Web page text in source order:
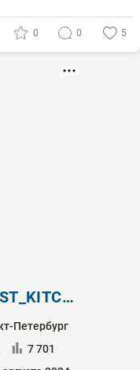
0 0 5
INVEST_KITCHEN
Петербург
7 701